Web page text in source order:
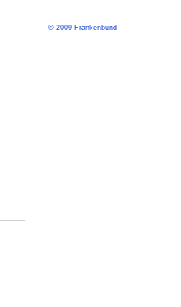
© 2009 Frankenbund